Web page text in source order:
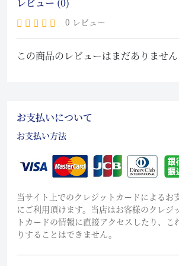
レビュー (0)
0 レビュー
この商品のレビューはまだありません
お支払いについて
お支払い方法
当サイト上でのクレジットカードによるお
にご利用頂けます。当店はお客様のクレジ
トカードの情報に直接アクセスしたり、こ
りすることはできません。